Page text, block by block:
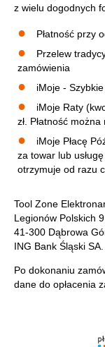
z wielu dogodnych
Płatność przy
Przelew
zamówienia
iMoje -
iMoje Raty
zł. Płatność
iMoje Płacę
za towar lub
otrzymuje od razu
Tool Zone
Legionów Polskich 9
41-300 Dąbrowa
ING Bank Śląski
Po dokonaniu
dane do opłacenia